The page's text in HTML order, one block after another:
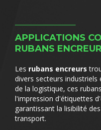
APPLICATIONS
RUBANS
Les rubans encreurs
divers secteurs
de la logistique, ces
l'impression d'étiquettes
garantissant la lisibilité
transport.